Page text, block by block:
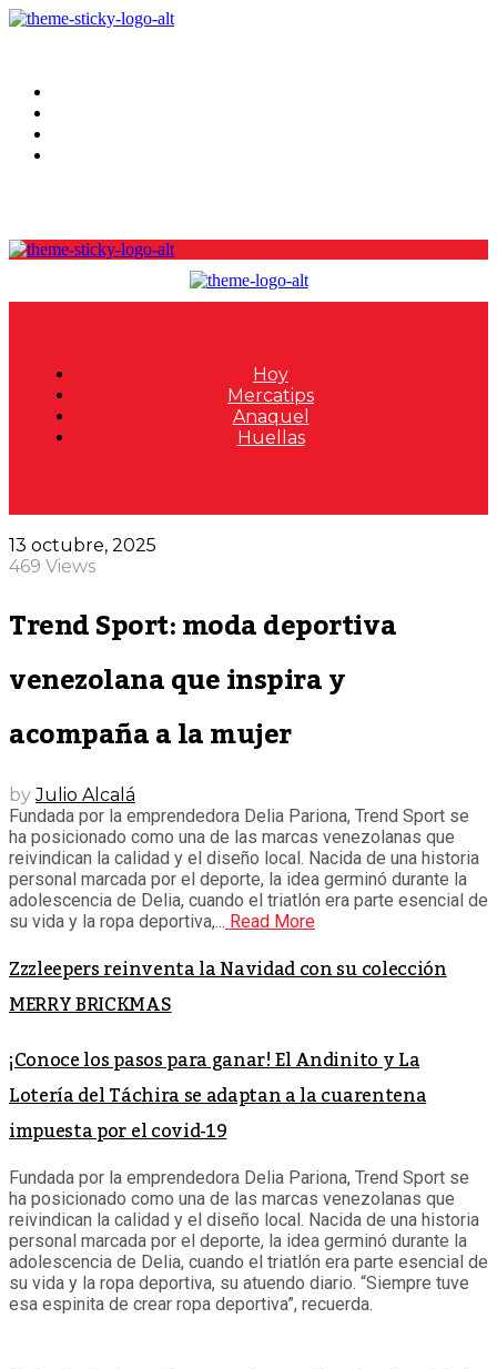
Hoy
Mercatips
Anaquel
Huellas
13 octubre, 2025
469 Views
Trend Sport: moda deportiva
venezolana que inspira y
acompaña a la mujer
byJulio Alcalá
Fundada por la emprendedora Delia Pariona, Trend Sport se
ha posicionado como una de las marcas venezolanas que
reivindican la calidad y el diseño local. Nacida de una historia
personal marcada por el deporte, la idea germinó durante la
adolescencia de Delia, cuando el triatlón era parte esencial de
su vida y la ropa deportiva,... Read More
Zzzleepers reinventa la Navidad con su colección
MERRY BRICKMAS
¡Conoce los pasos para ganar! El Andinito y La
Lotería del Táchira se adaptan a la cuarentena
impuesta por el covid-19
Fundada por la emprendedora Delia Pariona, Trend Sport se
ha posicionado como una de las marcas venezolanas que
reivindican la calidad y el diseño local. Nacida de una historia
personal marcada por el deporte, la idea germinó durante la
adolescencia de Delia, cuando el triatlón era parte esencial de
su vida y la ropa deportiva, su atuendo diario. “Siempre tuve
esa espinita de crear ropa deportiva”, recuerda.